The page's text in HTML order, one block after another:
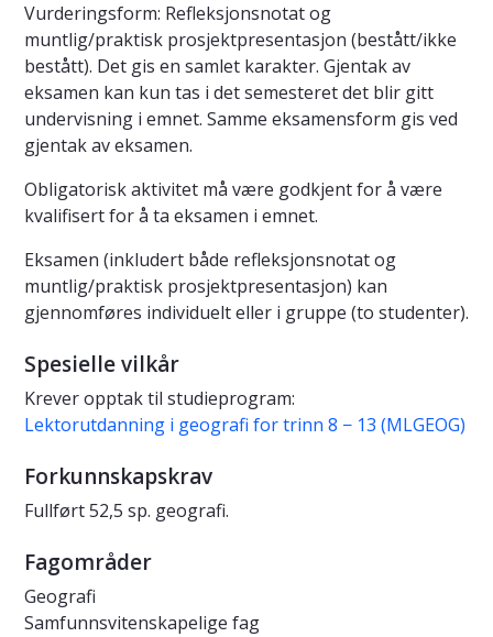
Vurderingsform: Refleksjonsnotat og
muntlig/praktisk prosjektpresentasjon (bestått/ikke
bestått). Det gis en samlet karakter. Gjentak av
eksamen kan kun tas i det semesteret det blir gitt
undervisning i emnet. Samme eksamensform gis ved
gjentak av eksamen.
Obligatorisk aktivitet må være godkjent for å være
kvalifisert for å ta eksamen i emnet.
Eksamen (inkludert både refleksjonsnotat og
muntlig/praktisk prosjektpresentasjon) kan
gjennomføres individuelt eller i gruppe (to studenter).
Spesielle vilkår
Krever opptak til studieprogram:
Lektorutdanning i geografi for trinn 8 − 13 (MLGEOG)
Forkunnskapskrav
Fullført 52,5 sp. geografi.
Fagområder
Geografi
Samfunnsvitenskapelige fag